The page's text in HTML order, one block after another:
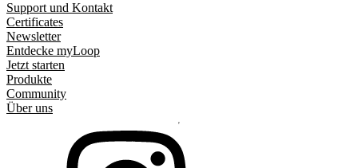
Support und Kontakt
Certificates
Newsletter
Entdecke myLoop
Jetzt starten
Produkte
Community
Über uns